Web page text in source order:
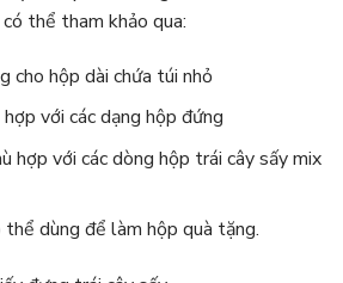
thể tham khảo qua:
cho hộp dài chứa túi nhỏ
với các dạng hộp đứng
hợp với các dòng hộp trái cây sấy mix
dùng để làm hộp quà tặng.